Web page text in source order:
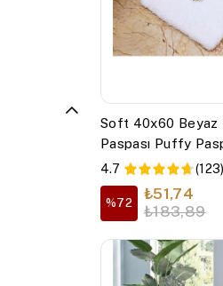
Soft 40x60 Beyaz
Paspası Puffy
panda40x60
4.7 (123)
%72
₺51,74
₺183,89